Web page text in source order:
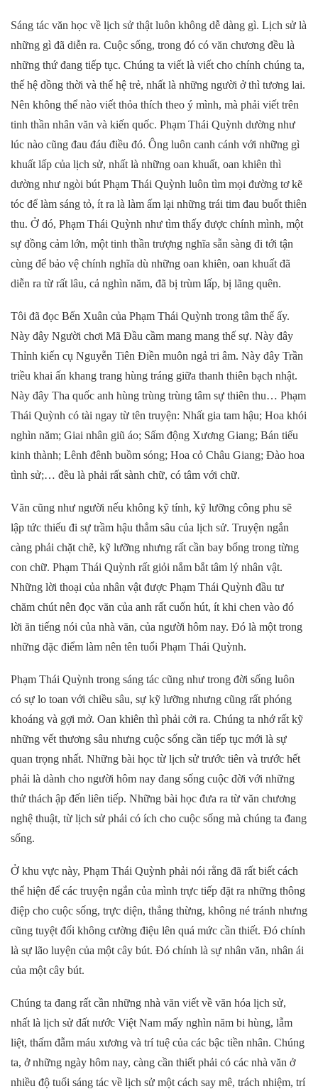
Sáng tác văn học về lịch sử thật luôn không dễ dàng gì. Lịch sử là
những gì đã diễn ra. Cuộc sống, trong đó có văn chương đều là
những thứ đang tiếp tục. Chúng ta viết là viết cho chính chúng ta,
thế hệ đồng thời và thế hệ trẻ, nhất là những người ở thì tương lai.
Nên không thể nào viết thỏa thích theo ý mình, mà phải viết trên
tinh thần nhân văn và kiến quốc. Phạm Thái Quỳnh dường như
lúc nào cũng đau đáu điều đó. Ông luôn canh cánh với những gì
khuất lấp của lịch sử, nhất là những oan khuất, oan khiên thì
dường như ngòi bút Phạm Thái Quỳnh luôn tìm mọi đường tơ kẽ
tóc để làm sáng tỏ, ít ra là làm ấm lại những trái tim đau buốt thiên
thu. Ở đó, Phạm Thái Quỳnh như tìm thấy được chính mình, một
sự đồng cảm lớn, một tinh thần trượng nghĩa sẵn sàng đi tới tận
cùng để bảo vệ chính nghĩa dù những oan khiên, oan khuất đã
diễn ra từ rất lâu, cả nghìn năm, đã bị trùm lấp, bị lãng quên.
Tôi đã đọc Bến Xuân của Phạm Thái Quỳnh trong tâm thế ấy.
Này đây Người chơi Mã Đầu cầm mang mang thế sự. Này đây
Thỉnh kiến cụ Nguyễn Tiên Điền muôn ngả tri âm. Này đây Trần
triều khai ấn khang trang hùng tráng giữa thanh thiên bạch nhật.
Này đây Tha quốc anh hùng trùng trùng tâm sự thiên thu… Phạm
Thái Quỳnh có tài ngay từ tên truyện: Nhất gia tam hậu; Hoa khói
nghìn năm; Giai nhân giũ áo; Sấm động Xương Giang; Bán tiếu
kinh thành; Lênh đênh buồm sóng; Hoa cỏ Châu Giang; Đào hoa
tình sử;… đều là phải rất sành chữ, có tâm với chữ.
Văn cũng như người nếu không kỹ tính, kỹ lưỡng công phu sẽ
lập tức thiếu đi sự trầm hậu thẳm sâu của lịch sử. Truyện ngắn
càng phải chặt chẽ, kỹ lưỡng nhưng rất cần bay bổng trong từng
con chữ. Phạm Thái Quỳnh rất giỏi nắm bắt tâm lý nhân vật.
Những lời thoại của nhân vật được Phạm Thái Quỳnh đầu tư
chăm chút nên đọc văn của anh rất cuốn hút, ít khi chen vào đó
lời ăn tiếng nói của nhà văn, của người hôm nay. Đó là một trong
những đặc điểm làm nên tên tuổi Phạm Thái Quỳnh.
Phạm Thái Quỳnh trong sáng tác cũng như trong đời sống luôn
có sự lo toan với chiều sâu, sự kỹ lưỡng nhưng cũng rất phóng
khoáng và gợi mở. Oan khiên thì phải cởi ra. Chúng ta nhớ rất kỹ
những vết thương sâu nhưng cuộc sống cần tiếp tục mới là sự
quan trọng nhất. Những bài học từ lịch sử trước tiên và trước hết
phải là dành cho người hôm nay đang sống cuộc đời với những
thử thách ập đến liên tiếp. Những bài học đưa ra từ văn chương
nghệ thuật, từ lịch sử phải có ích cho cuộc sống mà chúng ta đang
sống.
Ở khu vực này, Phạm Thái Quỳnh phải nói rằng đã rất biết cách
thể hiện để các truyện ngắn của mình trực tiếp đặt ra những thông
điệp cho cuộc sống, trực diện, thẳng thừng, không né tránh nhưng
cũng tuyệt đối không cường điệu lên quá mức cần thiết. Đó chính
là sự lão luyện của một cây bút. Đó chính là sự nhân văn, nhân ái
của một cây bút.
Chúng ta đang rất cần những nhà văn viết về văn hóa lịch sử,
nhất là lịch sử đất nước Việt Nam mấy nghìn năm bi hùng, lẫm
liệt, thấm đẫm máu xương và trí tuệ của các bậc tiền nhân. Chúng
ta, ở những ngày hôm nay, càng cần thiết phải có các nhà văn ở
nhiều độ tuổi sáng tác về lịch sử một cách say mê, trách nhiệm, trí